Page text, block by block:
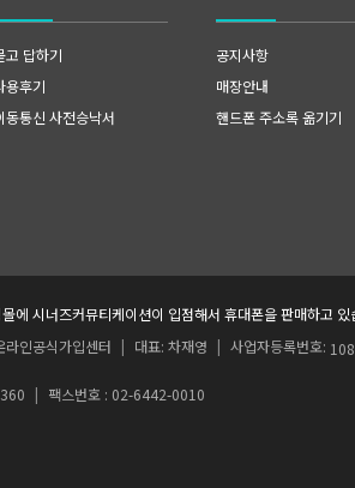
고 답하기
용후기
동통신 사전승낙서
공지사항
매장안내
핸드폰 주소록 옮기기
에 시너즈커뮤티케이션이 입점해서 휴대폰을 판매하고 있
인공식가입센터 | 대표: 차재영 | 사업자등록번호:
| 팩스번호 : 02-6442-0010